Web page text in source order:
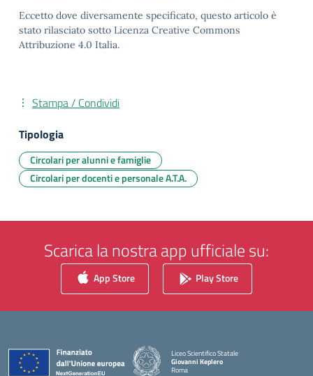
Eccetto dove diversamente specificato, questo articolo è
stato rilasciato sotto Licenza Creative Commons
Attribuzione 4.0 Italia.
Stampa / Condividi
Tipologia
Circolari per alunni e famiglie
Circolari per docenti e personale A.T.A.
Scarica la nostra app ufficiale su:
App Store Play Store
Liceo Scientifico Statale
Giovanni Keplero
Roma